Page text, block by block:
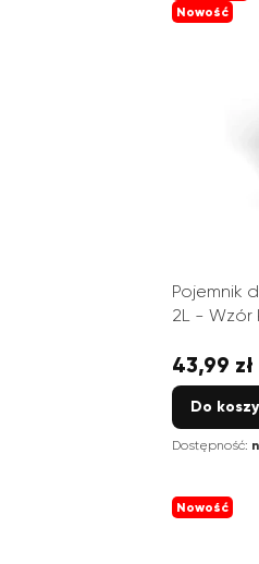
Nowość
Pojemnik
2L - Wzór
Cena
43,99 zł
Do
Dostępność:
Nowość